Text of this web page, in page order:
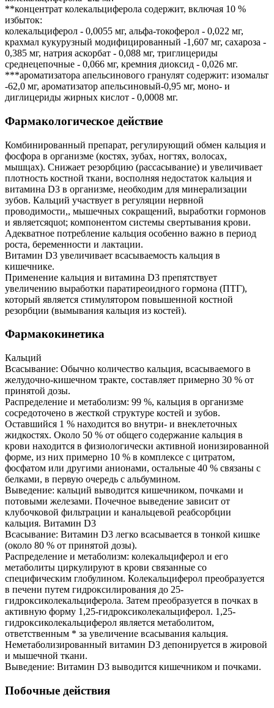
**концентрат колекальциферола содержит, включая 10 %
избыток:
колекальциферол - 0,0055 мг, альфа-токоферол - 0,022 мг,
крахмал кукурузный модифицированный -1,607 мг, сахароза -
0,385 мг, натрия аскорбат - 0,088 мг, триглицериды
среднецепочные - 0,066 мг, кремния диоксид - 0,026 мг.
***ароматизатора апельсинового гранулят содержит: изомальт
-62,0 мг, ароматизатор апельсиновый-0,95 мг, моно- и
диглицериды жирных кислот - 0,0008 мг.
Фармакологическое действие
Комбинированный препарат, регулирующий обмен кальция и
фосфора в организме (костях, зубах, ногтях, волосах,
мышцах). Снижает резорбцию (рассасывание) и увеличивает
плотность костной ткани, восполняя недостаток кальция и
витамина D3 в организме, необходим для минерализации
зубов. Кальций участвует в регуляции нервной
проводимости,, мышечных сокращений, выработки гормонов
и являетсяquot; компонентом системы свертывания крови.
Адекватное потребление кальция особенно важно в период
роста, беременности и лактации.
Витамин D3 увеличивает всасываемость кальция в
кишечнике.
Применение кальция и витамина D3 препятствует
увеличению выработки паратиреоидного гормона (ПТГ),
который является стимулятором повышенной костной
резорбции (вымывания кальция из костей).
Фармакокинетика
Кальций
Всасывание: Обычно количество кальция, всасываемого в
желудочно-кишечном тракте, составляет примерно 30 % от
принятой дозы.
Распределение и метаболизм: 99 %, кальция в организме
сосредоточено в жесткой структуре костей и зубов.
Оставшийся 1 % находится во внутри- и внеклеточных
жидкостях. Около 50 % от общего содержание кальция в
крови находится в физиологически активной ионизированной
форме, из них примерно 10 % в комплексе с цитратом,
фосфатом или другими анионами, остальные 40 % связаны с
белками, в первую очередь с альбумином.
Выведение: кальций выводится кишечником, почками и
потовыми железами. Почечное выведение зависит от
клубочковой фильтрации и канальцевой реабсорбции
кальция. Витамин D3
Всасывание: Витамин D3 легко всасывается в тонкой кишке
(около 80 % от принятой дозы).
Распределение и метаболизм: колекальциферол и его
метаболиты циркулируют в крови связанные со
специфическим глобулином. Колекальциферол преобразуется
в печени путем гидроксилирования до 25-
гидроксиколекальциферола. Затем преобразуется в почках в
активную форму 1,25-гидроксиколекальциферол. 1,25-
гидроксиколекальциферол является метаболитом,
ответственным * за увеличение всасывания кальция.
Неметаболизированный витамин D3 депонируется в жировой
и мышечной ткани.
Выведение: Витамин D3 выводится кишечником и почками.
Побочные действия